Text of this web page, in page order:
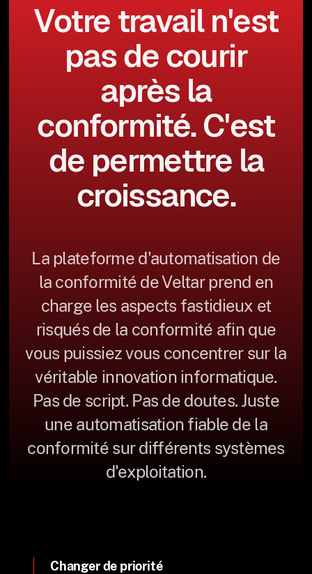
Votre travail n'est
pas de courir
après la
conformité. C'est
de permettre la
croissance.
La plateforme d'automatisation de
la conformité de Veltar prend en
charge les aspects fastidieux et
risqués de la conformité afin que
vous puissiez vous concentrer sur la
véritable innovation informatique.
Pas de script. Pas de doutes. Juste
une automatisation fiable de la
conformité sur différents systèmes
d'exploitation.
Changer de priorité